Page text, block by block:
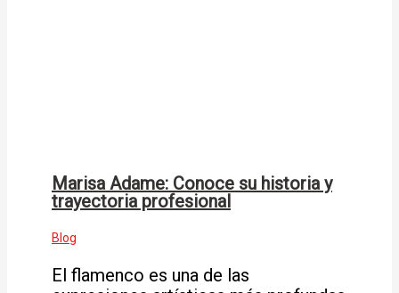
Marisa Adame: Conoce su historia y
trayectoria profesional
Blog
El flamenco es una de las